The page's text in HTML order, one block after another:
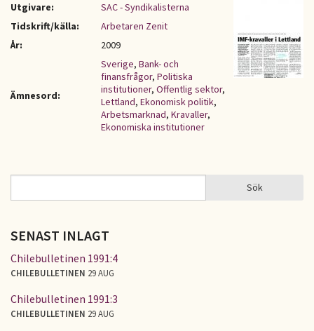
Utgivare:
SAC - Syndikalisterna
Tidskrift/källa:
Arbetaren Zenit
År:
2009
Ämnesord:
Sverige, Bank- och
finansfrågor, Politiska
institutioner, Offentlig sektor,
Lettland, Ekonomisk politik,
Arbetsmarknad, Kravaller,
Ekonomiska institutioner
SÖKFORMULÄR Sök
SENAST INLAGT
Chilebulletinen 1991:4
CHILEBULLETINEN 29 AUG
Chilebulletinen 1991:3
CHILEBULLETINEN 29 AUG